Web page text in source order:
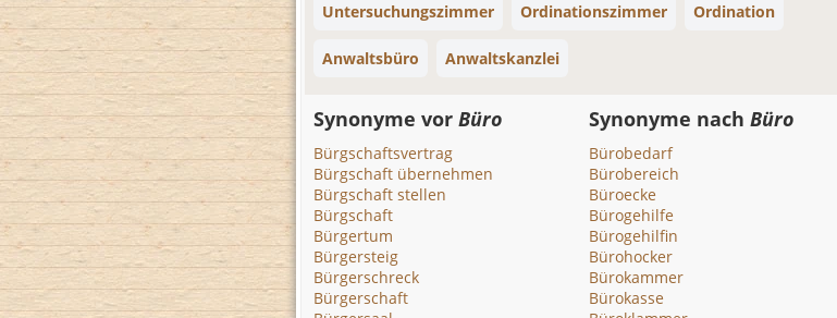
Untersuchungszimmer Ordinationszimmer Ordination
Anwaltsbüro Anwaltskanzlei
Synonyme vor Büro
Bürgschaftsvertrag
Bürgschaft übernehmen
Bürgschaft stellen
Bürgschaft
Bürgertum
Bürgersteig
Bürgerschreck
Bürgerschaft
Synonyme nachBüro
Bürobedarf
Bürobereich
Büroecke
Bürogehilfe
Bürogehilfin
Bürohocker
Bürokammer
Bürokasse